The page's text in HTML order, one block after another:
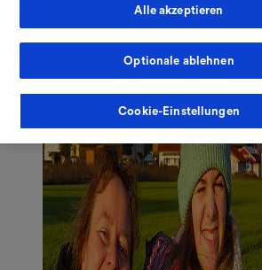
Meine TherapieWarenkorb
Cookie-Einstellungen
Optionale ablehnen
Alle akzeptieren